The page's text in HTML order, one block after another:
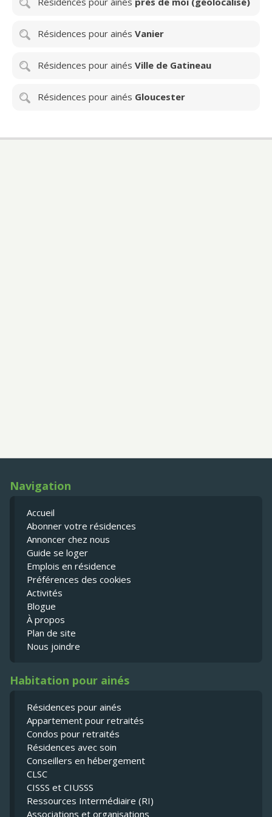
Résidences pour ainés Vanier
Résidences pour ainés Ville de Gatineau
Résidences pour ainés Gloucester
Navigation
Accueil
Abonner votre résidences
Annoncer chez nous
Guide se loger
Emplois en résidence
Préférences des cookies
Activités
Blogue
À propos
Plan de site
Nous joindre
Habitation pour ainés
Résidences pour ainés
Appartement pour retraités
Condos pour retraités
Résidences avec soin
Conseillers en hébergement
CLSC
CISSS et CIUSSS
Ressources Intermédiaire (RI)
Associations et organisations